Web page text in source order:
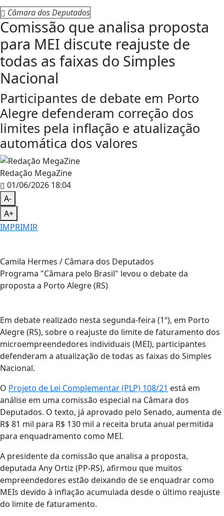
Câmara dos Deputados
Comissão que analisa proposta
para MEI discute reajuste de
todas as faixas do Simples
Nacional
Participantes de debate em Porto
Alegre defenderam correção dos
limites pela inflação e atualização
automática dos valores
Redação MegaZine
01/06/2026 18:04
A-
A+
IMPRIMIR
Camila Hermes / Câmara dos Deputados
Programa "Câmara pelo Brasil" levou o debate da
proposta a Porto Alegre (RS)
Em debate realizado nesta segunda-feira (1º), em Porto
Alegre (RS), sobre o reajuste do limite de faturamento dos
microempreendedores individuais (MEI), participantes
defenderam a atualização de todas as faixas do Simples
Nacional.
O Projeto de Lei Complementar (PLP) 108/21 está em
análise em uma comissão especial na Câmara dos
Deputados. O texto, já aprovado pelo Senado, aumenta de
R$ 81 mil para R$ 130 mil a receita bruta anual permitida
para enquadramento como MEI.
A presidente da comissão que analisa a proposta,
deputada Any Ortiz (PP-RS), afirmou que muitos
empreendedores estão deixando de se enquadrar como
MEIs devido à inflação acumulada desde o último reajuste
do limite de faturamento.